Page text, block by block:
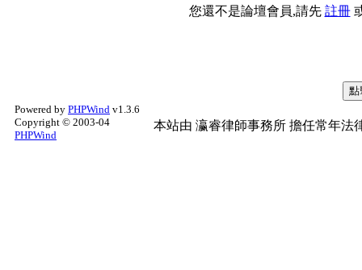
您還不是論壇會員,請先 註冊
Powered by PHPWind v1.3.6
Copyright © 2003-04
PHPWind
本站由 瀛睿律師事務所 擔任常年法